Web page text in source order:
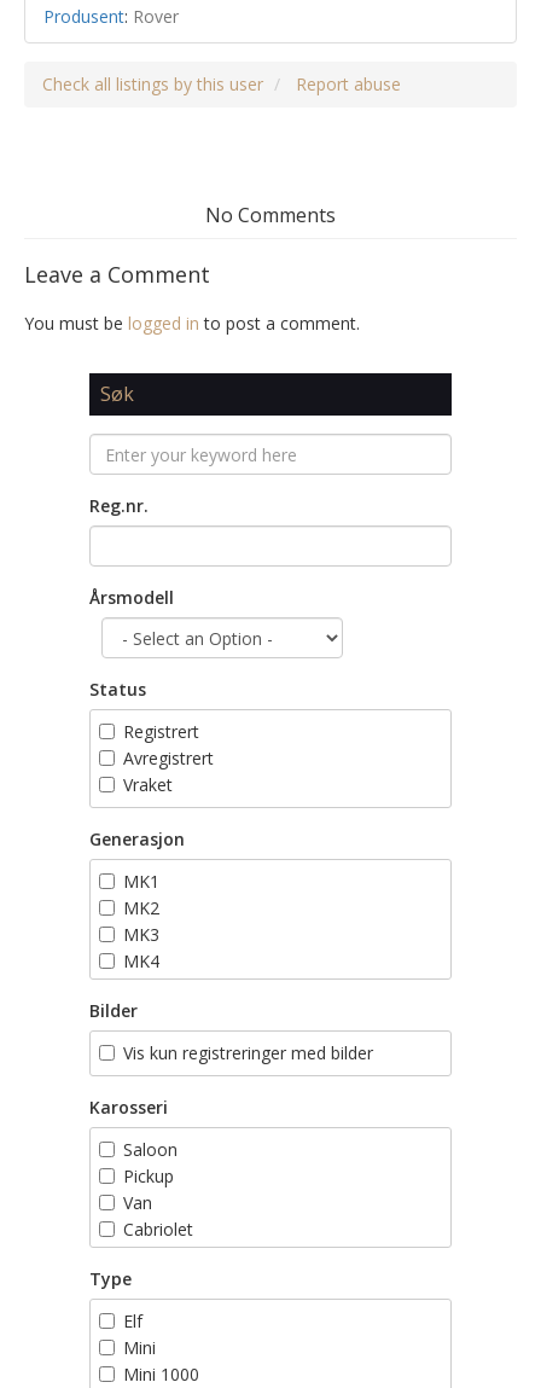
Produsent: Rover
Check all listings by this user Report abuse
No Comments
Leave a Comment
You must be logged in to post a comment.
Søk
Reg.nr.
Årsmodell
Status
Registrert
Avregistrert
Vraket
Generasjon
MK1
MK2
MK3
MK4
MK5
MK6
MK7
Bilder
Vis kun registreringer med bilder
Karosseri
Saloon
Pickup
Van
Cabriolet
Stasjonsvogn
Type
Elf
Mini
Mini 1000